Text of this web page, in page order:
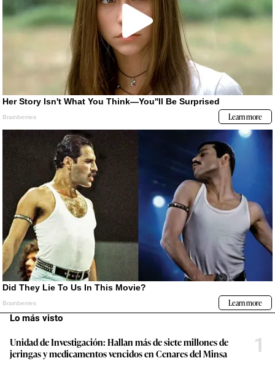
Lo más visto
Unidad de Investigación: Hallan más de siete millones de
jeringas y medicamentos vencidos en Cenares del Minsa
1